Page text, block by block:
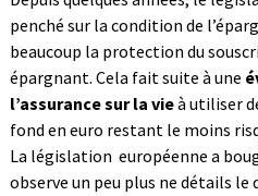
penché sur la condition de
beaucoup la protection du
épargnant. Cela fait suite à une
l’assurance sur la vieà utiliser
fond en euro restant le moins
La législation européenne a
observe un peu plus ne détails